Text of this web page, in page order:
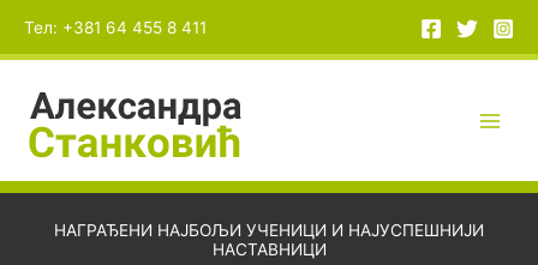
садржај
Тел: +381 64 455 8 411
НАГРАЂЕНИ НАЈБОЉИ УЧЕНИЦИ И НАЈУСПЕШНИЈИ
НАСТАВНИЦИ
и
в